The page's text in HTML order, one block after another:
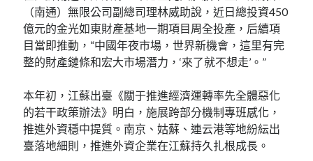
（南通）無限公司副總司理林威助說，近日總投資450
億元的金光如東財產基地一期項目周全投產，后續項
目當即推動，“中國年夜市場，世界新機會，這里有完
整的財產鏈條和宏大市場潛力，‘來了就不想走’。”
本年初，江蘇出臺《關于推進經濟運轉率先全體惡化
的若干政策辦法》明白，施展跨部分機制專班感化，
推進外資穩中提質。南京、姑蘇、連云港等地紛紜出
臺落地細則，推進外資企業在江蘇持久扎根成長。